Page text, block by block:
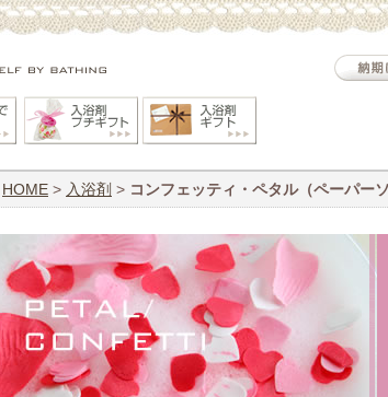
HOME > 入浴剤 > コンフェッティ・ペタル（ペーパー